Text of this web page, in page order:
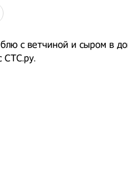
с ветчиной и сыром в
СТС.ру.